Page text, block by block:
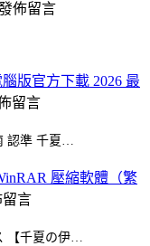
佈留言
版官方下載 2026 最
留言
認準 千夏…
壓縮軟體（繁
留言
【千夏の伊…